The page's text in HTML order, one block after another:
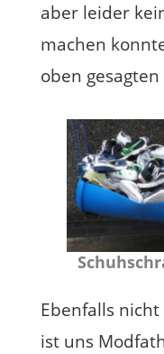
aber leider
machen
oben gesagten
Ebenfalls
ist uns